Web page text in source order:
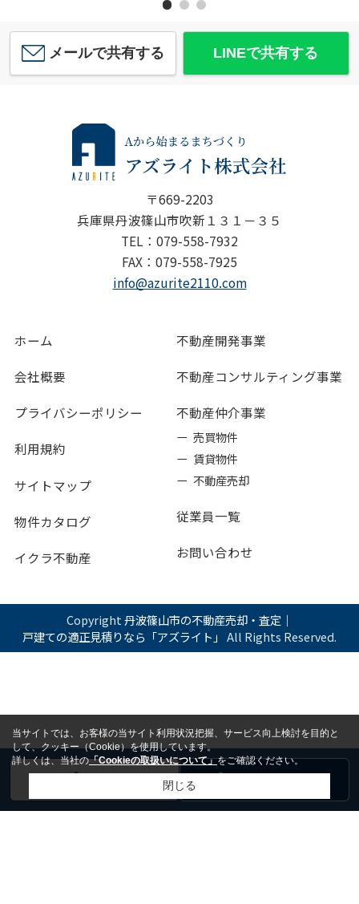
メールで共有する LINEで共有する
〒669-2203
兵庫県丹波篠山市吹新１３１－３５
TEL：079-558-7932
FAX：079-558-7925
info@azurite2110.com
ホーム
会社概要
プライバシーポリシー
利用規約
サイトマップ
物件カタログ
イクラ不動産
不動産開発事業
不動産コンサルティング事業
不動産仲介事業
ー 売買物件
ー 賃貸物件
ー 不動産売却
従業員一覧
お問い合わせ
Copyright丹波篠山市の不動産売却・査定｜
戸建ての適正見積りなら「アズライト」 All Rights Reserved.
電話 お問い合わせ
当サイトでは、お客様の当サイト利用状況把握、サービス向上検討を目的と
して、クッキー（Cookie）を使用しています。
詳しくは、当社の「Cookieの取扱いについて」をご確認ください。
閉じる